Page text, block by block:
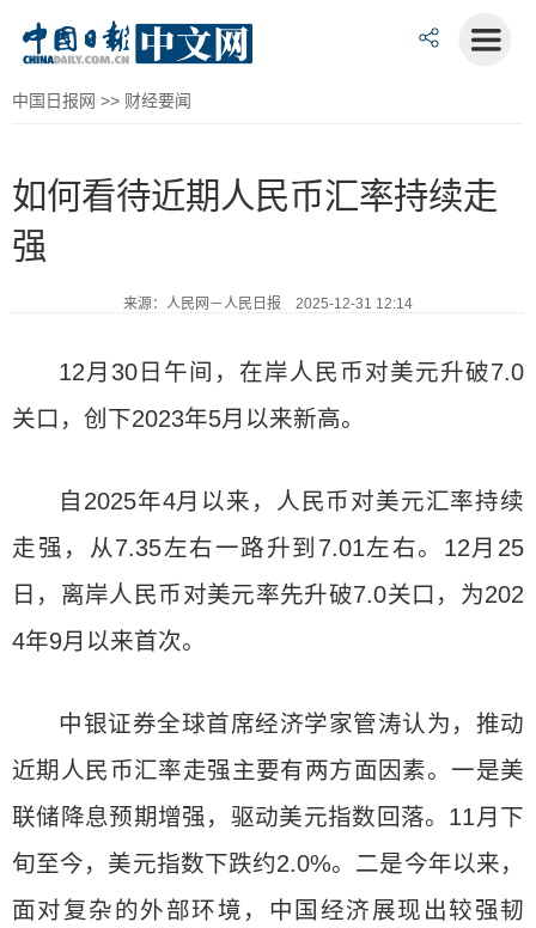
中国日报网 >> 财经要闻
如何看待近期人民币汇率持续走
强
来源：人民网－人民日报 2025-12-31 12:14
12月30日午间，在岸人民币对美元升破7.0
关口，创下2023年5月以来新高。
自2025年4月以来，人民币对美元汇率持续
走强，从7.35左右一路升到7.01左右。12月25
日，离岸人民币对美元率先升破7.0关口，为202
4年9月以来首次。
中银证券全球首席经济学家管涛认为，推动
近期人民币汇率走强主要有两方面因素。一是美
联储降息预期增强，驱动美元指数回落。11月下
旬至今，美元指数下跌约2.0%。二是今年以来，
面对复杂的外部环境，中国经济展现出较强韧